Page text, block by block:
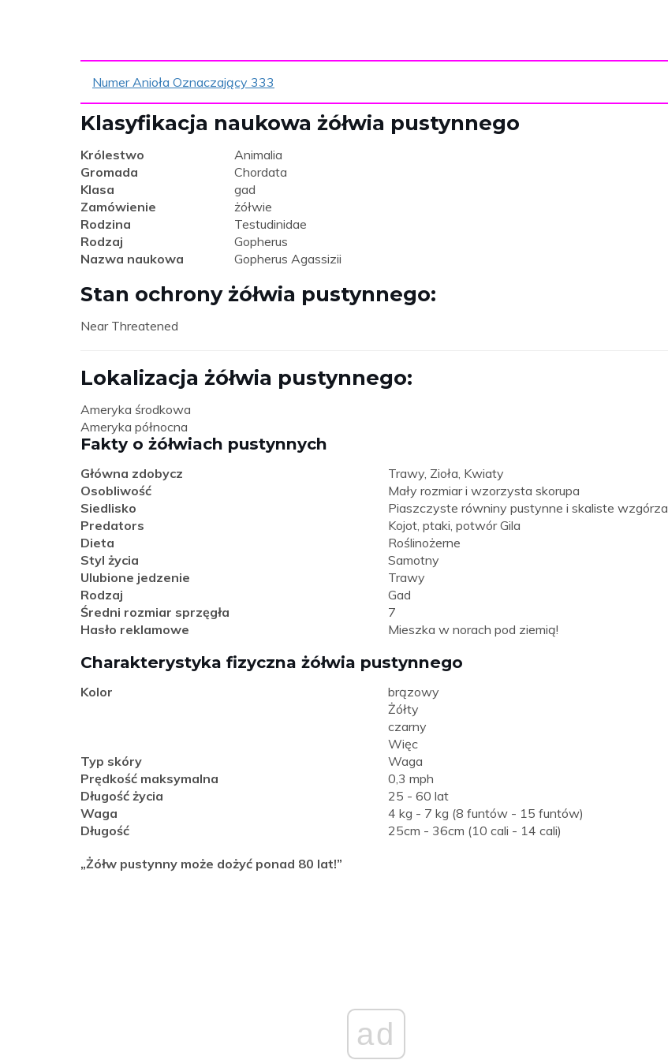
Numer Anioła Oznaczający 333
Klasyfikacja naukowa żółwia pustynnego
Królestwo
Animalia
Gromada
Chordata
Klasa
gad
Zamówienie
żółwie
Rodzina
Testudinidae
Rodzaj
Gopherus
Nazwa naukowa
Gopherus Agassizii
Stan ochrony żółwia pustynnego:
Near Threatened
Lokalizacja żółwia pustynnego:
Ameryka środkowa
Ameryka północna
Fakty o żółwiach pustynnych
Główna zdobycz
Trawy, Zioła, Kwiaty
Osobliwość
Mały rozmiar i wzorzysta skorupa
Siedlisko
Piaszczyste równiny pustynne i skaliste wzgórza
Predators
Kojot, ptaki, potwór Gila
Dieta
Roślinożerne
Styl życia
Samotny
Ulubione jedzenie
Trawy
Rodzaj
Gad
Średni rozmiar sprzęgła
7
Hasło reklamowe
Mieszka w norach pod ziemią!
Charakterystyka fizyczna żółwia pustynnego
Kolor
brązowy
Żółty
czarny
Więc
Typ skóry
Waga
Prędkość maksymalna
0,3 mph
Długość życia
25 - 60 lat
Waga
4 kg - 7 kg (8 funtów - 15 funtów)
Długość
25cm - 36cm (10 cali - 14 cali)
„Żółw pustynny może dożyć ponad 80 lat!”
ad